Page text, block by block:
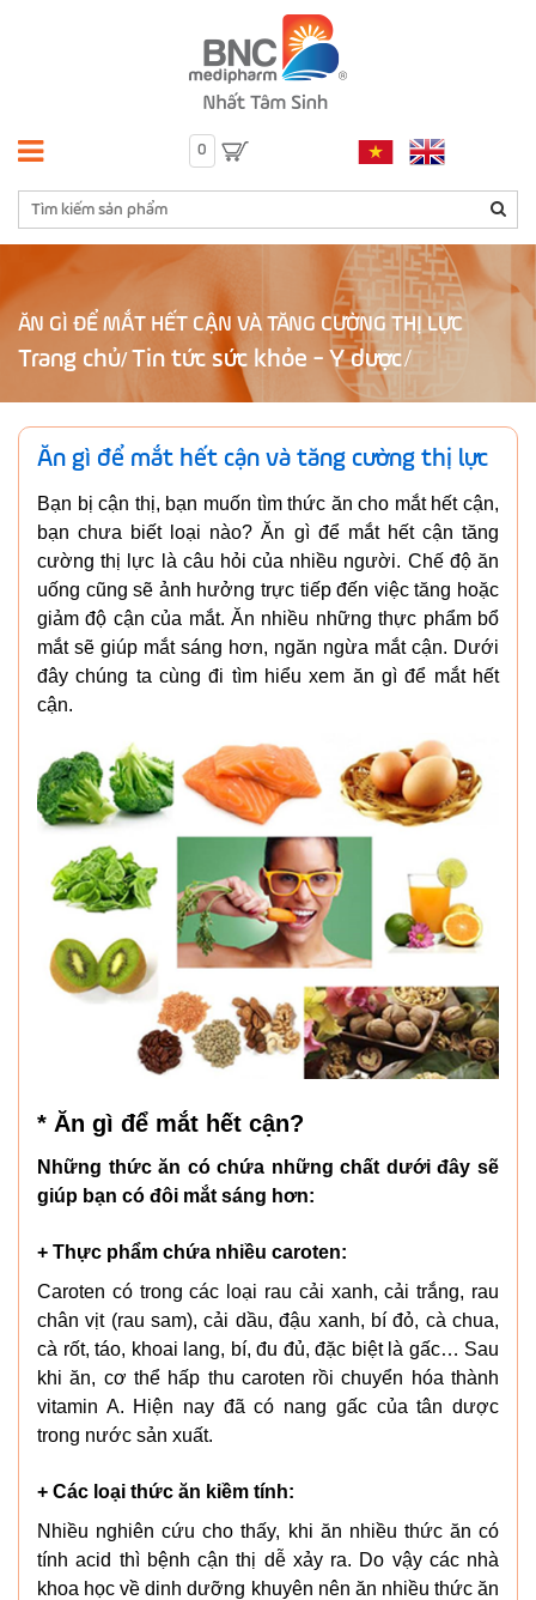
0
ĂN GÌ ĐỂ MẮT HẾT CẬN VÀ TĂNG CƯỜNG THỊ LỰC
Trang chủ/ Tin tức sức khỏe - Y dược
Ăn gì để mắt hết cận và tăng cường thị lực
Bạn bị cận thị, bạn muốn tìm thức ăn cho mắt hết cận,
bạn chưa biết loại nào? Ăn gì để mắt hết cận tăng
cường thị lực là câu hỏi của nhiều người. Chế độ ăn
uống cũng sẽ ảnh hưởng trực tiếp đến việc tăng hoặc
giảm độ cận của mắt. Ăn nhiều những thực phẩm bổ
mắt sẽ giúp mắt sáng hơn, ngăn ngừa mắt cận. Dưới
đây chúng ta cùng đi tìm hiểu xem ăn gì để mắt hết
cận.
* Ăn gì để mắt hết cận?
Những thức ăn có chứa những chất dưới đây sẽ
giúp bạn có đôi mắt sáng hơn:
+ Thực phẩm chứa nhiều caroten:
Caroten có trong các loại rau cải xanh, cải trắng, rau
chân vịt (rau sam), cải dầu, đậu xanh, bí đỏ, cà chua,
cà rốt, táo, khoai lang, bí, đu đủ, đặc biệt là gấc… Sau
khi ăn, cơ thể hấp thu caroten rồi chuyển hóa thành
vitamin A. Hiện nay đã có nang gấc của tân dược
trong nước sản xuất.
+ Các loại thức ăn kiềm tính:
Nhiều nghiên cứu cho thấy, khi ăn nhiều thức ăn có
tính acid thì bệnh cận thị dễ xảy ra. Do vậy các nhà
khoa học về dinh dưỡng khuyên nên ăn nhiều thức ăn